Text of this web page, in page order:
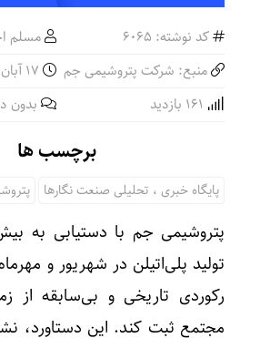
کد نوشته: 6065
مسلم
منبع: شرکت پتروشیمی جم
بدون
برچسب ها
پایگاه خبری ، تحلیلی صنعت نگارها
رکوردی تاریخی و بی‌سابقه از
مجتمع ثبت کند. این دستاورد،